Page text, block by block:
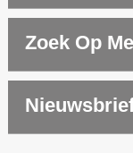
Zoek Op